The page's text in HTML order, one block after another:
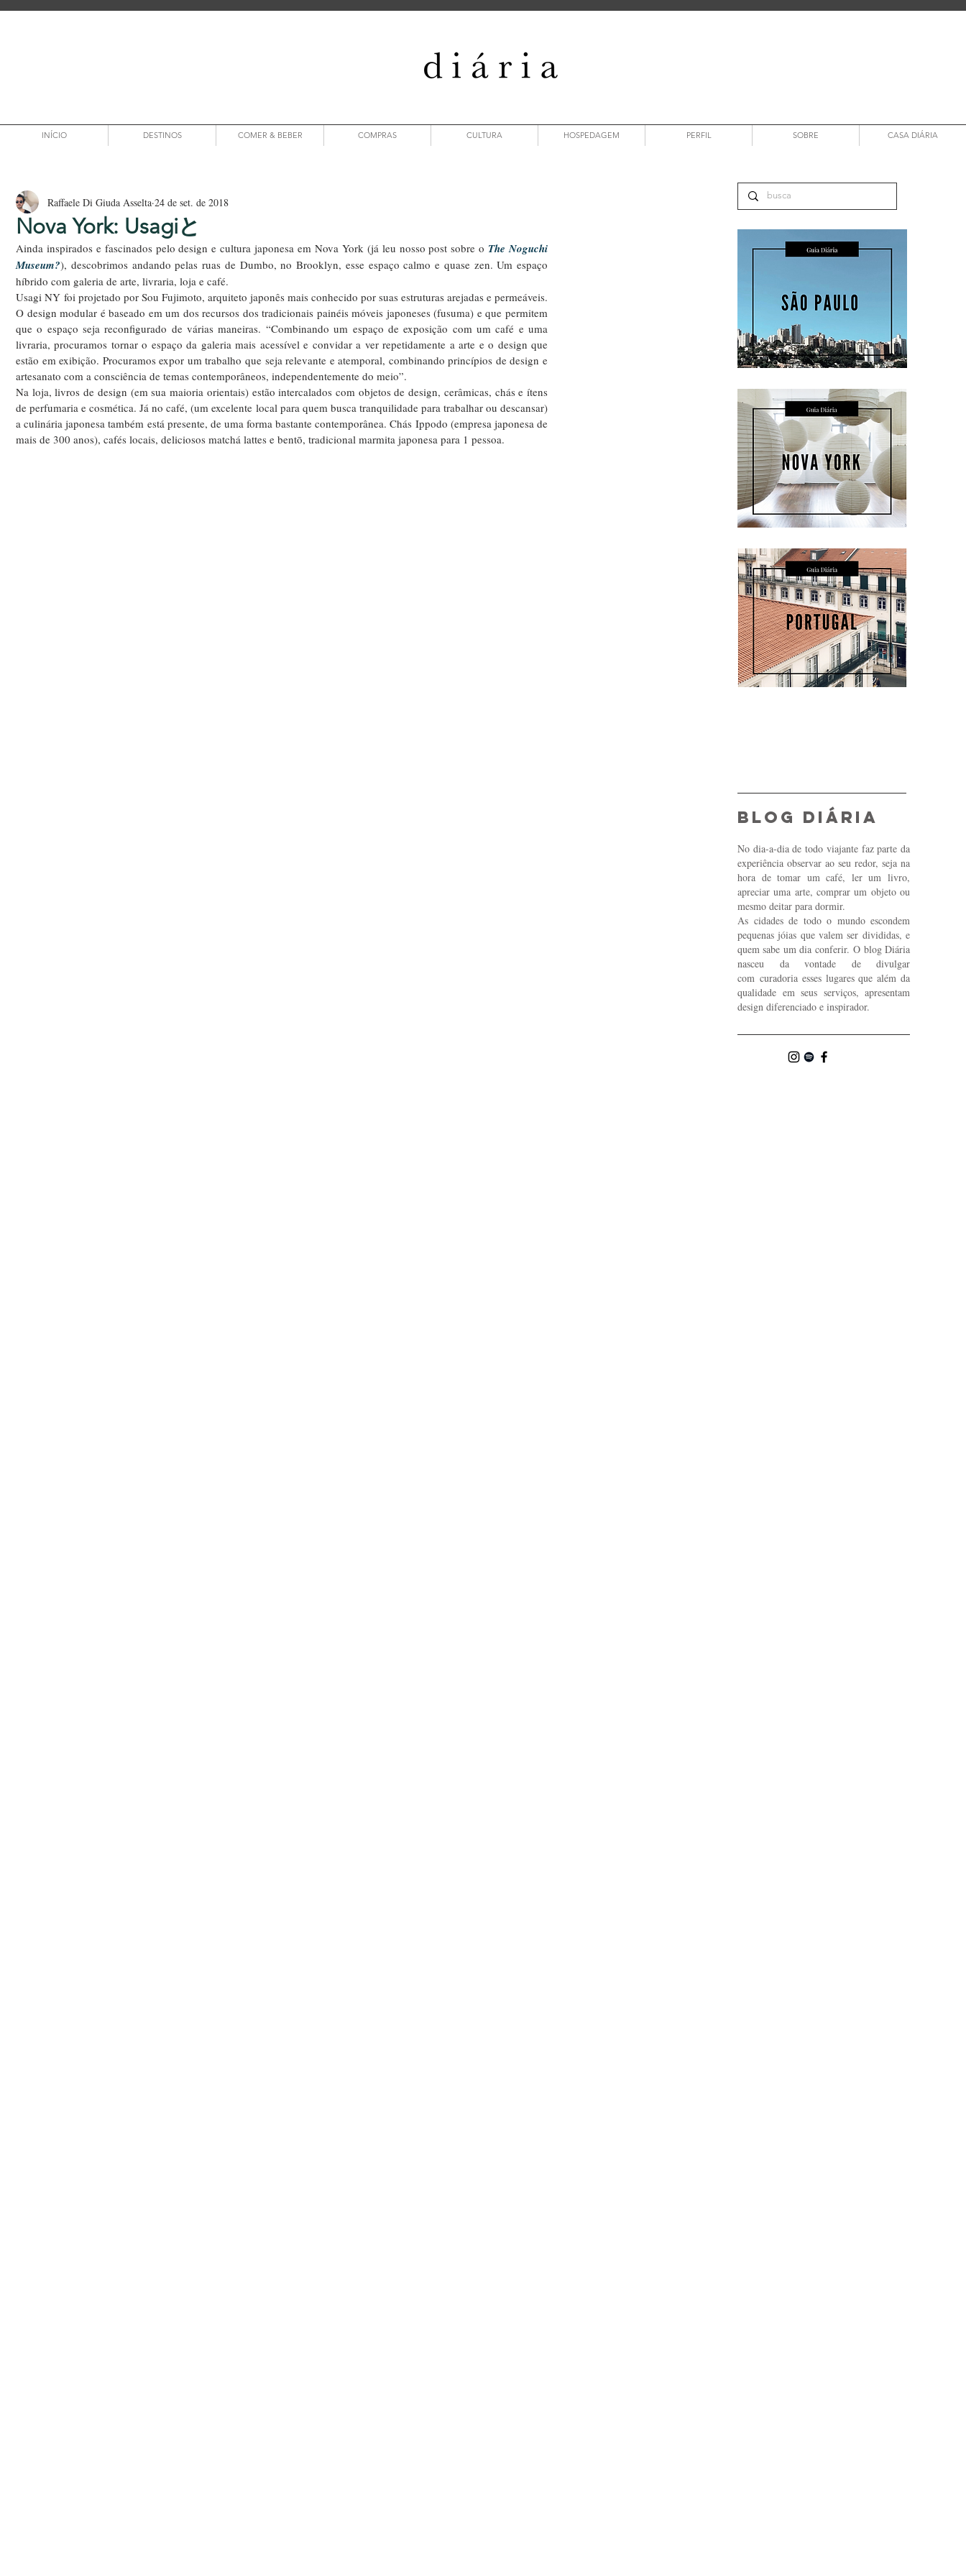
INÍCIO DESTINOS COMER & BEBER COMPRAS CULTURA HOSPEDAGEM PERFIL SOBRE CASA DIÁRIA
Nova York: Usagiと
Raffaele Di Giuda Asselta 24 de set. de 2018
Ainda inspirados e fascinados pelo design e cultura japonesa em Nova York (já leu nosso post sobre o The Noguchi
Museum?), descobrimos andando pelas ruas de Dumbo, no Brooklyn, esse espaço calmo e quase zen. Um espaço
híbrido com galeria de arte, livraria, loja e café.
Usagi NY foi projetado por Sou Fujimoto, arquiteto japonês mais conhecido por suas estruturas arejadas e permeáveis.
O design modular é baseado em um dos recursos dos tradicionais painéis móveis japoneses (fusuma) e que permitem
que o espaço seja reconfigurado de várias maneiras. “Combinando um espaço de exposição com um café e uma
livraria, procuramos tornar o espaço da galeria mais acessível e convidar a ver repetidamente a arte e o design que
estão em exibição. Procuramos expor um trabalho que seja relevante e atemporal, combinando princípios de design e
artesanato com a consciência de temas contemporâneos, independentemente do meio”.
Na loja, livros de design (em sua maioria orientais) estão intercalados com objetos de design, cerâmicas, chás e ítens
de perfumaria e cosmética. Já no café, (um excelente local para quem busca tranquilidade para trabalhar ou descansar)
a culinária japonesa também está presente, de uma forma bastante contemporânea. Chás Ippodo (empresa japonesa de
mais de 300 anos), cafés locais, deliciosos matchá lattes e bentō, tradicional marmita japonesa para 1 pessoa.
No dia-a-dia de todo viajante faz parte da
experiência observar ao seu redor, seja na
hora de tomar um café, ler um livro,
apreciar uma arte, comprar um objeto ou
mesmo deitar para dormir.
As cidades de todo o mundo escondem
pequenas jóias que valem ser divididas, e
quem sabe um dia conferir. O blog Diária
nasceu da vontade de divulgar
com curadoria esses lugares que além da
qualidade em seus serviços, apresentam
design diferenciado e inspirador.
blog diária